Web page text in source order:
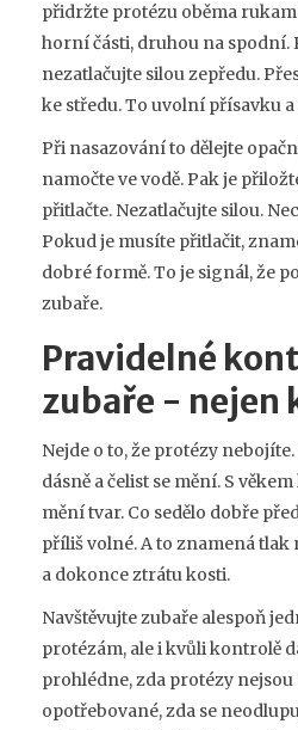
přidržte protézu oběma
horní části, druhou na spodní.
nezatlačujte silou zepředu.
ke středu. To uvolní přísavku
Při nasazování to dělejte
namočte ve vodě. Pak je
přitlačte. Nezatlačujte silou.
Pokud je musíte přitlačit,
dobré formě. To je signál, že
zubaře.
Pravidelné
zubaře - nejen
Nejde o to, že protézy nebojíte.
dásně a čelist se mění. S
mění tvar. Co sedělo dobře
příliš volné. A to znamená tlak
a dokonce ztrátu kosti.
Navštěvujte zubaře alespoň
protézám, ale i kvůli kontrolě
prohlédne, zda protézy
opotřebované, zda se